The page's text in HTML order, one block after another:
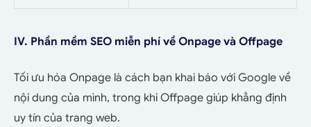
IV. Phần mềm SEO miễn phí về Onpage và Offpage
Tối ưu hóa Onpage là cách bạn khai báo với Google về
nội dung của mình, trong khi Offpage giúp khẳng định
uy tín của trang web.